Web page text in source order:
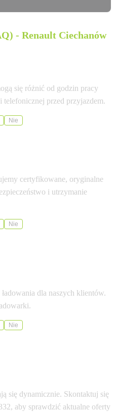
- Renault Ciechanów
się różnić od godzin pracy
przed przyjazdem.
Nie
certyfikowane, oryginalne
i utrzymanie
Nie
dla naszych klientów.
Nie
się dynamicznie. Skontaktuj się
aby sprawdzić aktualne oferty